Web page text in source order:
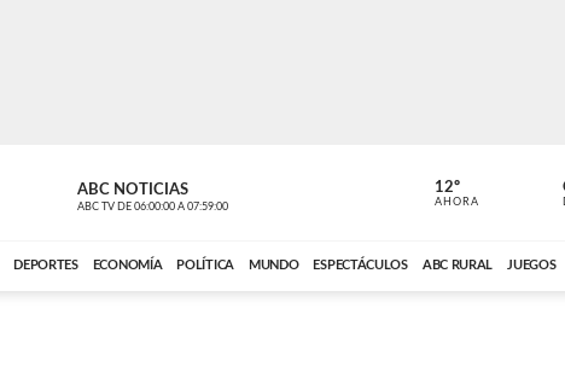
ABC NOTICIAS
ABC TV DE 06:00:00 A 07:59:00 ABC CARDINAL
12º
AHORA
DEPORTES ECONOMÍA POLÍTICA MUNDO ESPECTÁCULOS ABC RURAL JUEGOS